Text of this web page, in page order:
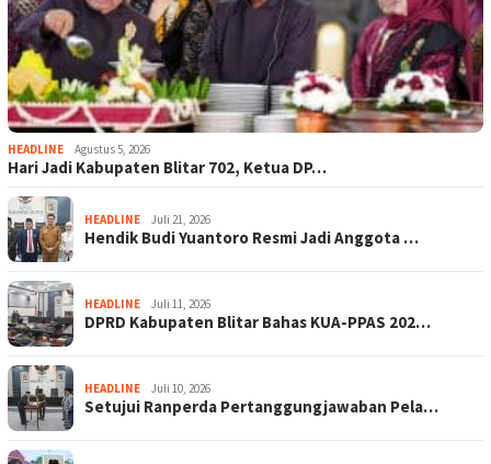
HEADLINE Agustus 5, 2026
Hari Jadi Kabupaten Blitar 702, Ketua DP…
HEADLINE Juli 21, 2026
Hendik Budi Yuantoro Resmi Jadi Anggota …
HEADLINE Juli 11, 2026
DPRD Kabupaten Blitar Bahas KUA-PPAS 202…
HEADLINE Juli 10, 2026
Setujui Ranperda Pertanggungjawaban Pela…